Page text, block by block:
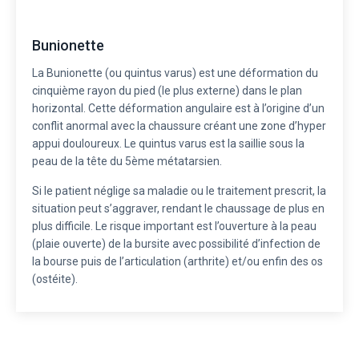
Bunionette
La Bunionette (ou quintus varus) est une déformation du
cinquième rayon du pied (le plus externe) dans le plan
horizontal. Cette déformation angulaire est à l’origine d’un
conflit anormal avec la chaussure créant une zone d’hyper
appui douloureux. Le quintus varus est la saillie sous la
peau de la tête du 5ème métatarsien.
Si le patient néglige sa maladie ou le traitement prescrit, la
situation peut s’aggraver, rendant le chaussage de plus en
plus difficile. Le risque important est l’ouverture à la peau
(plaie ouverte) de la bursite avec possibilité d’infection de
la bourse puis de l’articulation (arthrite) et/ou enfin des os
(ostéite).